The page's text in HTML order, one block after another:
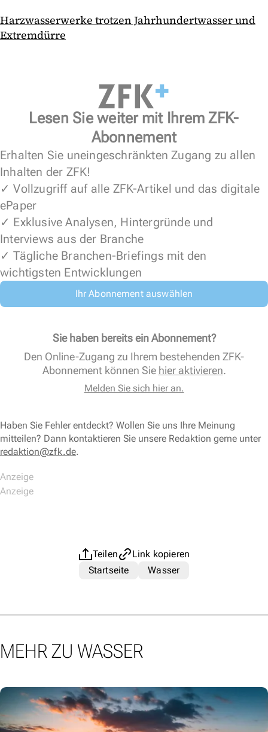
Harzwasserwerke trotzen Jahrhundertwasser und
Extremdürre
Lesen Sie weiter mit Ihrem ZFK-
Abonnement
Erhalten Sie uneingeschränkten Zugang zu allen
Inhalten der ZFK!
✓ Vollzugriff auf alle ZFK-Artikel und das digitale
ePaper
✓ Exklusive Analysen, Hintergründe und
Interviews aus der Branche
✓ Tägliche Branchen-Briefings mit den
wichtigsten Entwicklungen
Ihr Abonnement auswählen
Sie haben bereits ein Abonnement?
Den Online-Zugang zu Ihrem bestehenden ZFK-
Abonnement können Sie hier aktivieren.
Melden Sie sich hier an.
Haben Sie Fehler entdeckt? Wollen Sie uns Ihre Meinung
mitteilen? Dann kontaktieren Sie unsere Redaktion gerne unter
redaktion@zfk.de.
Teilen
Link kopieren
Startseite
Wasser
MEHR ZU WASSER